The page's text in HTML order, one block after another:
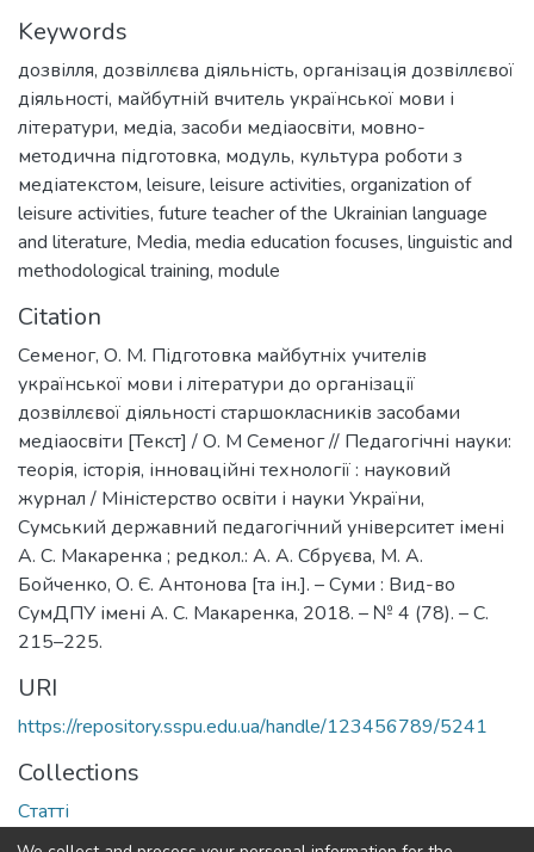
Keywords
дозвілля, дозвіллєва діяльність, організація дозвіллєвої
діяльності, майбутній вчитель української мови і
літератури, медіа, засоби медіаосвіти, мовно-
методична підготовка, модуль, культура роботи з
медіатекстом, leisure, leisure activities, organization of
leisure activities, future teacher of the Ukrainian language
and literature, Media, media education focuses, linguistic and
methodological training, module
Citation
Семеног, О. М. Підготовка майбутніх учителів
української мови і літератури до організації
дозвіллєвої діяльності старшокласників засобами
медіаосвіти [Текст] / О. М Семеног // Педагогічні науки:
теорія, історія, інноваційні технології : науковий
журнал / Міністерство освіти і науки України,
Сумський державний педагогічний університет імені
А. С. Макаренка ; редкол.: А. А. Сбруєва, М. А.
Бойченко, О. Є. Антонова [та ін.]. – Суми : Вид-во
СумДПУ імені А. С. Макаренка, 2018. – № 4 (78). – С.
215–225.
URI
https://repository.sspu.edu.ua/handle/123456789/5241
Collections
Статті